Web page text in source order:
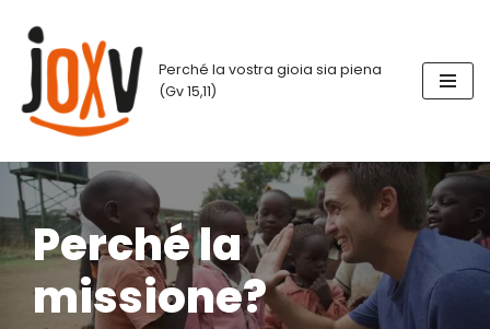
Vai
contenuto
Perché la vostra gioia sia piena
(Gv 15,11)
Perché la
missione?